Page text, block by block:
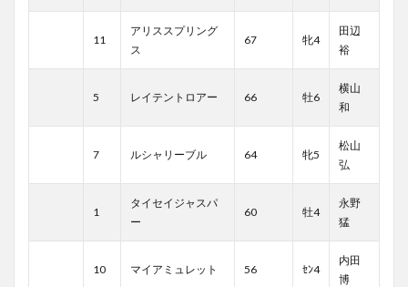
11
アリススプリング
ス
67 牝4
田辺
裕
5 レイテントロアー 66 牡6
横山
和
7 ルシャリーブル 64 牝5
松山
弘
1
タイセイジャスパ
ー
60 牡4
永野
猛
10 マイアミュレット 56 ｾﾝ4
内田
博